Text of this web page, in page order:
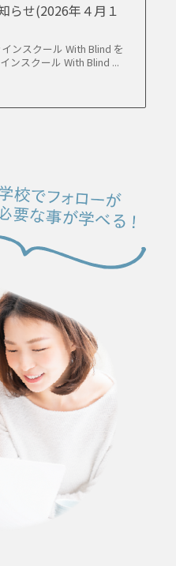
らせ(2026年４月１
ンスクール With Blind を
ンスクール With Blind ...